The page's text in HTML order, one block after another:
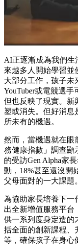
AI正逐漸成為我們生
來越多人開始學習
大部分工作，孩子未
YouTuber或電競選
但也反映了現實。新
塑或消失。但好消息
所未有的機遇。
然而，當機遇就在眼
務健康指數」調查顯
的受訪Gen Alpha家
動，18%甚至還沒開
父母面對的一大課題。
為協助家長培養下一
出全新增值服務平台
供一系列度身定造的
括全面的創新課程、
等，確保孩子在身心